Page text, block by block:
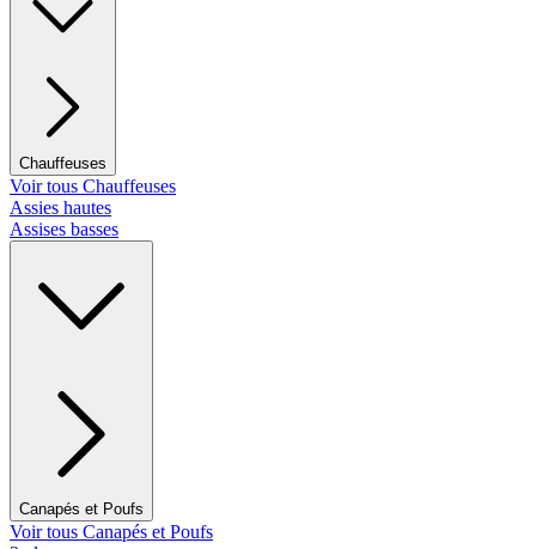
Chauffeuses
Voir tous Chauffeuses
Assies hautes
Assises basses
Canapés et Poufs
Voir tous Canapés et Poufs